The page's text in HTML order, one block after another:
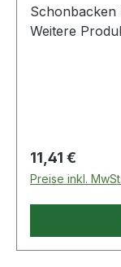
Schonbacken
Weitere Produkte im
Regulärer
11,41 €
Preise inkl.